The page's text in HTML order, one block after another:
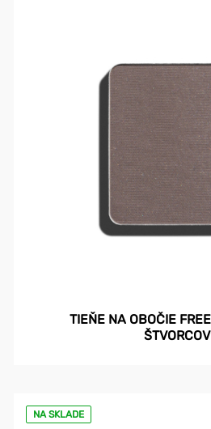
TIEŇE NA OBOČIE
NA SKLADE